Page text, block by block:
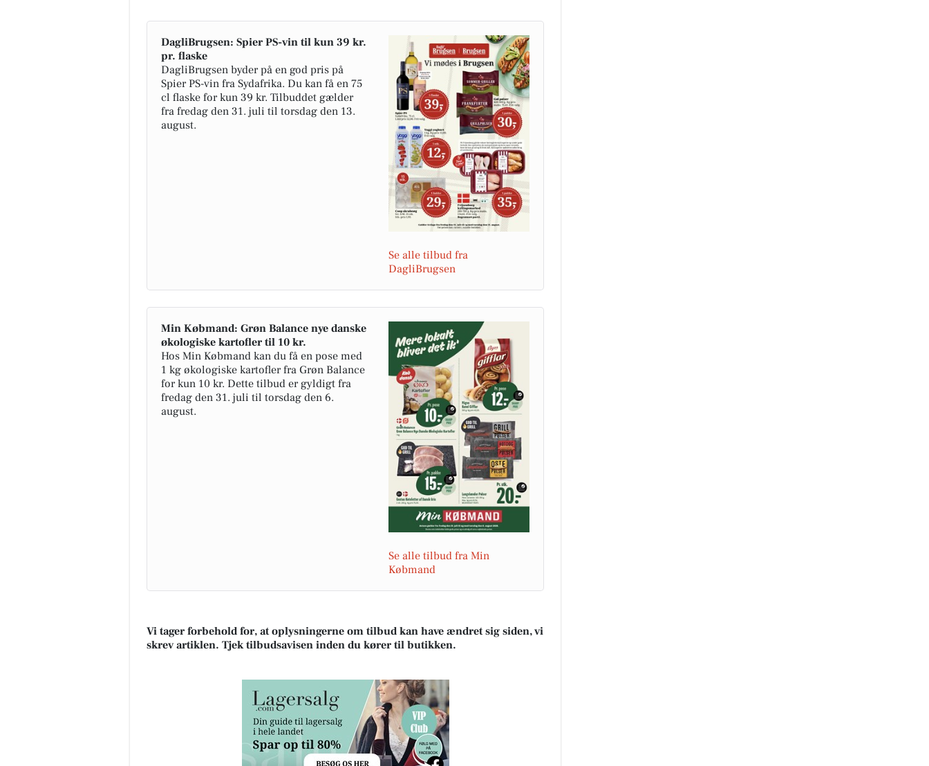
DagliBrugsen: Spier PS-vin til kun 39 kr.
pr. flaske
DagliBrugsen byder på en god pris på
Spier PS-vin fra Sydafrika. Du kan få en 75
cl flaske for kun 39 kr. Tilbuddet gælder
fra fredag den 31. juli til torsdag den 13.
august.
Se alle tilbud fra
DagliBrugsen
Min Købmand: Grøn Balance nye danske
økologiske kartofler til 10 kr.
Hos Min Købmand kan du få en pose med
1 kg økologiske kartofler fra Grøn Balance
for kun 10 kr. Dette tilbud er gyldigt fra
fredag den 31. juli til torsdag den 6.
august.
Se alle tilbud fra Min
Købmand
Vi tager forbehold for, at oplysningerne om tilbud kan have ændret sig siden, vi
skrev artiklen. Tjek tilbudsavisen inden du kører til butikken.